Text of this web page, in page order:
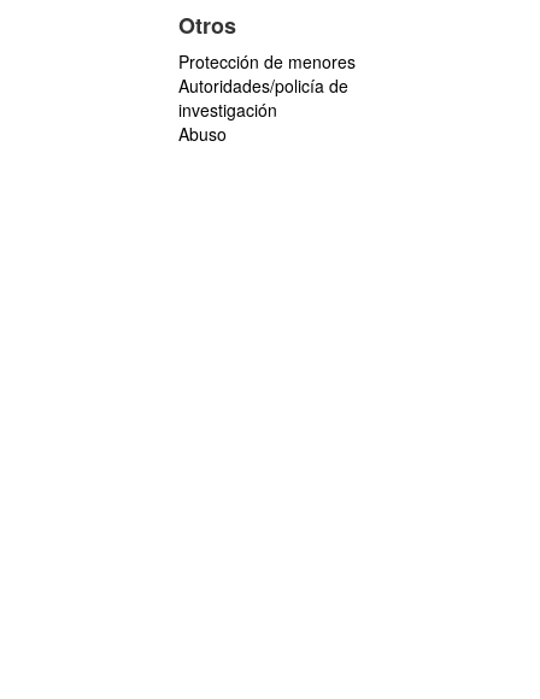
Otros
Protección de menores
Autoridades/policía de
investigación
Abuso